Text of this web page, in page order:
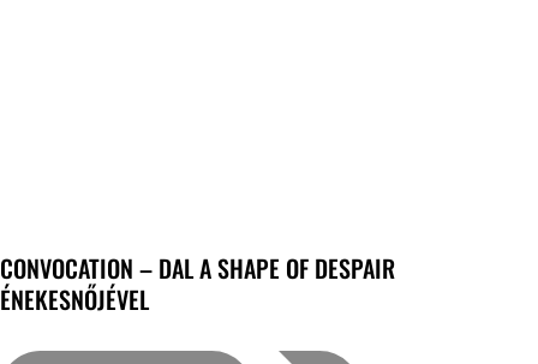
CONVOCATION – DAL A SHAPE OF DESPAIR
ÉNEKESNŐJÉVEL